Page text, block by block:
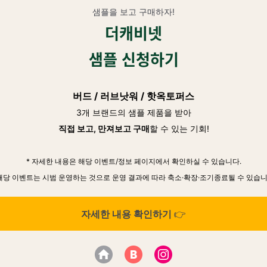
샘플을 보고 구매하자!
더캐비넷
샘플 신청하기
버드 / 러브낫워 / 핫옥토퍼스
3개 브랜드의 샘플 제품을 받아
직접 보고, 만져보고 구매할 수 있는 기회!
* 자세한 내용은 해당 이벤트/정보 페이지에서 확인하실 수 있습니다.
당 이벤트는 시범 운영하는 것으로 운영 결과에 따라 축소·확장·조기종료될 수 있습
자세한 내용 확인하기 👉